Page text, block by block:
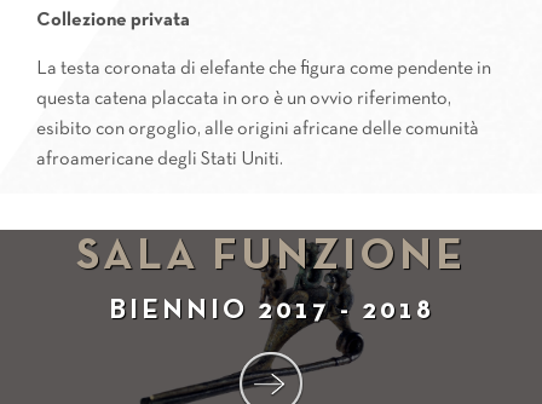
Collezione privata
La testa coronata di elefante che figura come pendente in
questa catena placcata in oro è un ovvio riferimento,
esibito con orgoglio, alle origini africane delle comunità
afroamericane degli Stati Uniti.
SALA FUNZIONE
BIENNIO 2017 - 2018